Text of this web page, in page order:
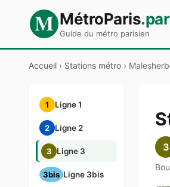
M MétroParis
Guide du métro parisien
Accueil › Stations métro ›
1 Ligne 1
2 Ligne 2
3 Ligne 3
3bis Ligne 3bis
3